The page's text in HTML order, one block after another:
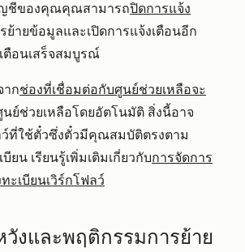
ชีของคุณคุณสามารถปิดการแจ้ง
ย้ายข้อมูลและเปิดการแจ้งเตือนอีก
ตือนเสร็จสมบูรณ์
ากช่องที่เชื่อมต่อกับศูนย์ช่วยเหลือจะ
ย์ช่วยเหลือโดยอัตโนมัติ สิ่งนี้อาจ
ว์ที่ใช้ตั๋วซึ่งตั๋วมีคุณสมบัติตรงตาม
ยน เรียนรู้เพิ่มเติมเกี่ยวกับการจัดการ
ะเบียนเวิร์กโฟลว์
งและพฤติกรรมการย้าย